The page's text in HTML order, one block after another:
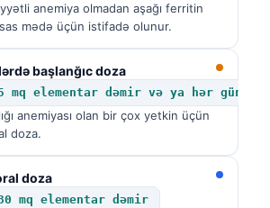
anemiya olmadan aşağı ferritin
mədə üçün istifadə olunur.
başlanğıc doza
mq elementar dəmir və ya hər gün
anemiyası olan bir çox yetkin üçün
doza.
doza
mq elementar dəmir